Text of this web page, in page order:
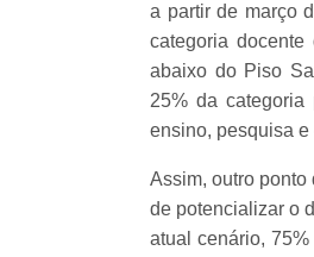
a partir de março
categoria
abaixo do Piso
25% da
ensino, pesquisa e
Assim, outro
de potencializar o
atual cenário,